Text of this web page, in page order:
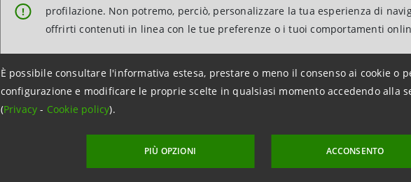
!
profilazione. Non potremo, perciò, personalizzare la tua esperienza di
offrirti contenuti in linea con le tue preferenze o i tuoi comportamenti
È possibile consultare l'informativa estesa, prestare o meno il consenso ai cookie o
configurazione e modificare le proprie scelte in qualsiasi momento accedendo alla
(Privacy- Cookie policy).
PIÙ OPZIONI ACCONSENTO
Stefano Favale, Responsabile della Direzione Global
Investment Banking di Intesa Sanpaolo:“La gestione delle filiere
di sviluppo per le imprese che si trovano a dover operare in un mercato
ottimizzare il capitale circolante lungo tutta la filiera di fornitori e
Sanpaolo, da sempre attenta alle necessità delle imprese, rende
collaborazione con Mastercard, facilitando con Smart Control le attività
La soluzione Smart Control, a seguito della conclusione del pilota
clienti corporate, è già disponibile per tutti i clienti Intesa Sanpaolo.